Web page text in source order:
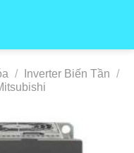
/ Inverter Biến Tần /